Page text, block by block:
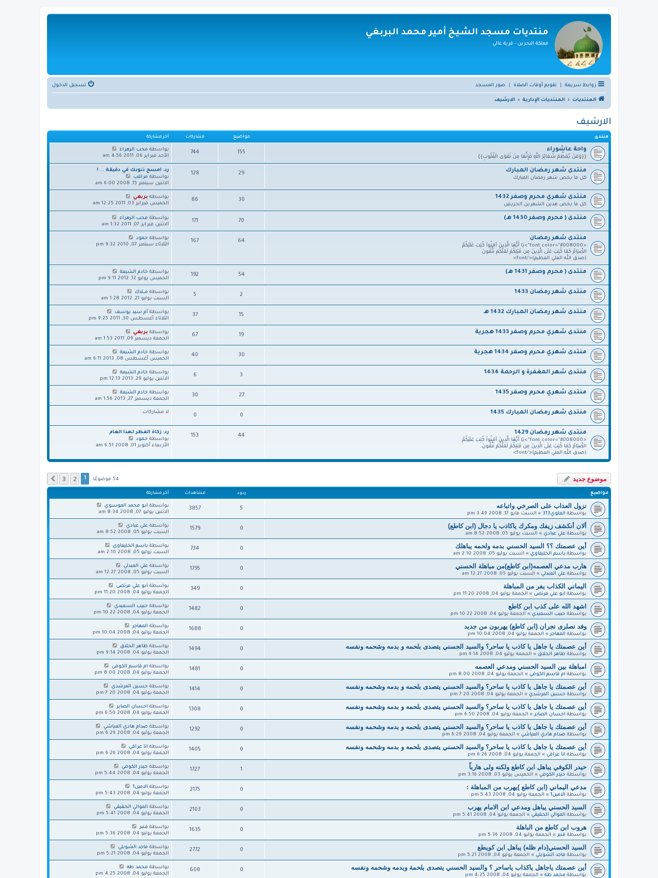
منتديات مسجد الشيخ أمير محمد البربغي
مملكة البحرين - قرية عالي
روابط سريعة تقويم أوقات الصلاة صور المسجد تسجيل الدخول
المنتديات المنتديات الإدارية الارشيف
الارشيف
منتدى مواضيع مشاركات آخر مشاركة
واحة عاشوراء
{{وَمَنْ يُعَظِّمْ شَعَائِرَ اللَّهِ فَإِنَّهَا مِنْ تَقْوَى الْقُلُوبِ}}
155
744 بواسطة محب الزهراء
د
خ
ا
ر
ة
الأحد فبراير 06, 2011 4:56 am
منتدى شهر رمضان المبارك
كل ما يخص شهر رمضان المبارك
29
128
رد: امسح ذنوبك في دقيقة . . !
بواسطة مراقب
ا
ه
آ
م
ش
ا
ك
الاثنين سبتمبر 15, 2008 6:00 am
منتدى شهري محرم وصفر 1432
كل ما يخص هذين الشهرين الحزينين
30
86 بواسطة بربغي
ا
د
آ
ش
ك
ة
الخميس فبراير 03, 2011 12:25 am
منتدى ( محرم وصفر 1430 هـ) 70
171 بواسطة محب الزهراء
ا
ه
آ
ر
ك
الاثنين فبراير 07, 2011 1:32 am
منتدى شهر رمضان
<font color="#008000">يَا أَيُّهَا الَّذِينَ آمَنُواْ كُتِبَ عَلَيْكُمُ
الصِّيَامُ كَمَا كُتِبَ عَلَى الَّذِينَ مِن قَبْلِكُمْ لَعَلَّكُمْ تَتَّقُونَ
(صدق الله العلي العظيم)</font>
64
167 بواسطة حمود
ا
ر
ش
ا
ر
ك
ة
الثلاثاء سبتمبر 07, 2010 9:32 pm
منتدى ( محرم وصفر 1431 هـ) 54
192 بواسطة خادم الشيعة
ا
ه
آ
ر
م
ك
ة
الخميس يوليو 12, 2012 9:11 pm
منتدى شهر رمضان 1433 2
5 بواسطة مــــلاك
ا
ه
د
آ
ر
م
ر
ك
ة
السبت يوليو 21, 2012 1:28 am
منتدى شهر رمضان المبارك 1432 هـ 15
37 بواسطة أم سيد يوسف
ا
ه
آ
م
ك
ة
الثلاثاء أغسطس 30, 2011 9:25 pm
منتدى شهري محرم وصفر 1433 هجرية 19
67 بواسطة بربغي
ا
ه
د
م
ر
ك
الجمعة ديسمبر 09, 2011 1:53 am
منتدى شهري محرم وصفر 1434 هجرية 30
40 بواسطة خادم الشيعة
ا
ه
آ
م
الخميس أغسطس 08, 2013 6:11 am
منتدى شهر المغفرة و الرحمة 1434 3
6 بواسطة خادم الشيعة
ا
ه
آ
ر
ة
الاثنين يوليو 29, 2013 12:13 pm
منتدى شهري محرم وصفر 1435 27
30 بواسطة خادم الشيعة
ا
ه
ر
م
ش
ك
الجمعة ديسمبر 27, 2013 1:56 am
منتدى شهر رمضان المبارك 1435 0
0
لا مشاركات
منتدى شهر رمضان 1429
<font color="#008000">يَا أَيُّهَا الَّذِينَ آمَنُواْ كُتِبَ عَلَيْكُمُ
الصِّيَامُ كَمَا كُتِبَ عَلَى الَّذِينَ مِن قَبْلِكُمْ لَعَلَّكُمْ تَتَّقُونَ
(صدق الله العلي العظيم)</font>
44
153
رد: زكاة الفطر لهذا العام
بواسطة حمود
ا
آ
ش
ك
ة
الأربعاء أكتوبر 01, 2008 6:51 am
موضوع جديد 54 موضوعًا 1
2
3 التالي
مواضيع ردود مشاهدات آخر مشاركة
نزول العذاب على الصرخي واتباعه
بواسطة العلوي313 » السبت مايو 17, 2008 3:49 pm
5
3857 بواسطة ابو محمد الموسوي
الاثنين يوليو 07, 2008 8:34 am
ألان أنكشف زيفك ومكرك ياكاذب يا دجال (ابن كاطع)
بواسطة علي عبادي » السبت يوليو 05, 2008 8:52 am
0
1579 بواسطة علي عبادي
السبت يوليو 05, 2008 8:52 am
أين عصمتك ؟؟ السيد الحسني بدمه ولحمه يباهلك
بواسطة باسم الخليفاوي » السبت يوليو 05, 2008 2:10 am
0
734 بواسطة باسم الخليفاوي
السبت يوليو 05, 2008 2:10 am
هارب مدعي العصمه(ابن كاطع)من مباهلة الحسني
بواسطة علي العبدلي » السبت يوليو 05, 2008 12:27 am
0
1795 بواسطة علي العبدلي
السبت يوليو 05, 2008 12:27 am
اليماني الكذاب يفر من المباهلة
بواسطة ابو علي مرتضى » الجمعة يوليو 04, 2008 11:20 pm
0
349 بواسطة ابو علي مرتضى
الجمعة يوليو 04, 2008 11:20 pm
اشهد الله على كذب ابن كاطع
بواسطة حبيب السعيدي » الجمعة يوليو 04, 2008 10:22 pm
0
1482 بواسطة حبيب السعيدي
الجمعة يوليو 04, 2008 10:22 pm
وفد نصلرى نجران (ابن كاطع) يهربون من جديد
بواسطة المهاجر » الجمعة يوليو 04, 2008 10:04 pm
0
1688 بواسطة المهاجر
الجمعة يوليو 04, 2008 10:04 pm
أين عصمتك يا جاهل يا كاذب يا ساحر؟ والسيد الحسني يتصدى بلحمه و بدمه وشحمه ونفسه
بواسطة ظاهر الحلاق » الجمعة يوليو 04, 2008 9:14 pm
0
1494 بواسطة ظاهر الحلاق
الجمعة يوليو 04, 2008 9:14 pm
امباهلة بين السيد الحسني ومدعي العصمه
بواسطة ام قاسم الكوفي » الجمعة يوليو 04, 2008 8:00 pm
0
1481 بواسطة ام قاسم الكوفي
الجمعة يوليو 04, 2008 8:00 pm
أين عصمتك يا جاهل يا كاذب يا ساحر؟ والسيد الحسني يتصدى بلحمه و بدمه وشحمه ونفسه
بواسطة حسين المرشدي » الجمعة يوليو 04, 2008 7:20 pm
0
1414 بواسطة حسين المرشدي
الجمعة يوليو 04, 2008 7:20 pm
أين عصمتك يا جاهل يا كاذب يا ساحر؟ والسيد الحسني يتصدى بلحمه و بدمه وشحمه ونفسه
بواسطة احسان الصابر » الجمعة يوليو 04, 2008 6:50 pm
0
1308 بواسطة احسان الصابر
الجمعة يوليو 04, 2008 6:50 pm
أين عصمتك يا جاهل يا كاذب يا ساحر؟ والسيد الحسني يتصدى بلحمه و بدمه وشحمه ونفسه
بواسطة صدام هادي العياشي » الجمعة يوليو 04, 2008 6:29 pm
0
1292 بواسطة صدام هادي العياشي
الجمعة يوليو 04, 2008 6:29 pm
أين عصمتك يا جاهل يا كاذب يا ساحر؟ والسيد الحسني يتصدى بلحمه و بدمه وشحمه ونفسه
بواسطة انا عراقي » الجمعة يوليو 04, 2008 6:26 pm
0
1405 بواسطة انا عراقي
الجمعة يوليو 04, 2008 6:26 pm
حيدر الكوفي يباهل ابن كاطع ولكنه ولى هارباً
بواسطة حيدر الكوفي » الخميس يوليو 03, 2008 3:16 pm
1
1727 بواسطة حيدر الكوفي
الجمعة يوليو 04, 2008 5:44 pm
مدعي اليماني (ابن كاطع )يهرب من المباهلة :
بواسطة الامين1 » الجمعة يوليو 04, 2008 5:43 pm
0
2175 بواسطة الامين1
الجمعة يوليو 04, 2008 5:43 pm
السيد الحسني يباهل ومدعي ابن الامام يهرب
بواسطة الموالي الحقيقي » الجمعة يوليو 04, 2008 5:41 pm
0
2103 بواسطة الموالي الحقيقي
الجمعة يوليو 04, 2008 5:41 pm
هروب ابن كاطع من الباهلة
بواسطة قنبر » الجمعة يوليو 04, 2008 5:36 pm
0
1635 بواسطة قنبر
الجمعة يوليو 04, 2008 5:36 pm
السيد الحسني(دام ظله) يباهل ابن كويطع
بواسطة ماجد الشويلي » الجمعة يوليو 04, 2008 5:21 pm
0
2772 بواسطة ماجد الشويلي
الجمعة يوليو 04, 2008 5:21 pm
أين عصمتك ياجاهل ياكذاب ياساحر ؟ والسيد الحسني يتصدى بلحمة وبدمه وشحمه ونفسه
بواسطة محمد طه » الجمعة يوليو 04, 2008 4:25 pm
0
608 بواسطة محمد طه
الجمعة يوليو 04, 2008 4:25 pm